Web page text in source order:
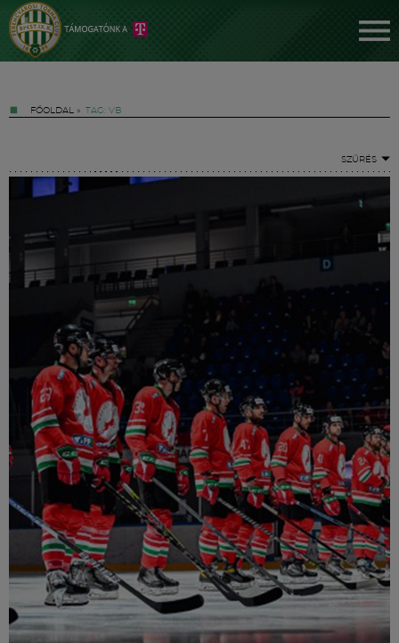
FŐOLDAL » TAG: VB
SZŰRÉS
Jegyek
FM YouTube +
Hírek
Labdarúgás
Szakosztályok
Meccscenter
Klub
Szolgáltatások